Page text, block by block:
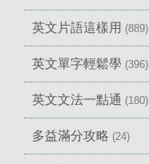
英文片語這樣用 (889)
英文單字輕鬆學 (396)
英文文法一點通 (180)
多益滿分攻略 (24)